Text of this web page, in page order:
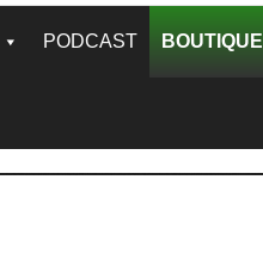
PODCAST BOUTIQUE